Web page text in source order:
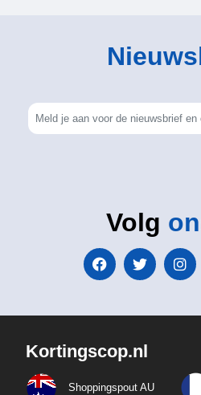
Volg
Kortingscop.nl
Shoppingspout AU